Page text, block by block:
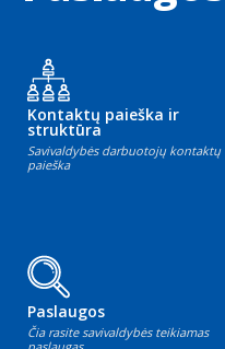
Kontaktų paieška ir
struktūra
Savivaldybės darbuotojų kontaktų
paieška
Paslaugos
Čia rasite savivaldybės teikiamas